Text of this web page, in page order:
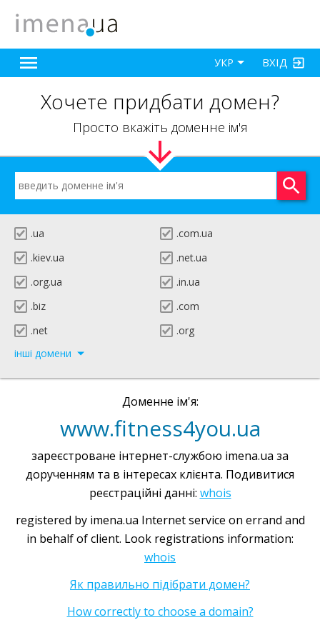
ВХІД
УКР
Хочете придбати домен?
Просто вкажіть доменне ім'я
.ua
.com.ua
.kiev.ua
.net.ua
.org.ua
.in.ua
.biz
.com
.net
.org
інші домени
Доменне ім'я:
www.fitness4you.ua
зареєстроване інтернет-службою imena.ua за
дорученням та в інтересах клієнта. Подивитися
реєстраційні данні: whois
registered by imena.ua Internet service on errand and
in behalf of client. Look registrations information:
whois
Як правильно підібрати домен?
How correctly to choose a domain?